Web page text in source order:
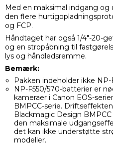
Med en maksimal indgang
den flere
og FCP.
Håndtaget har også 1/4"-20-
og en stropåbning til
lys og håndledsremme.
Bemærk:
Pakken indeholder ikke
NP-F550/570-batterier er
kameraer i Canon EOS-
BMPCC-serie.
Blackmagic Design
den maksimale
det kan ikke understøtte
modeller.